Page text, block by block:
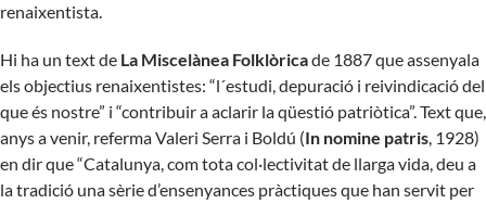
renaixentista.
Hi ha un text de La Miscelànea Folklòricade 1887 que assenyala
els objectius renaixentistes: “l´estudi, depuració i reivindicació del
que és nostre” i “contribuir a aclarir la qüestió patriòtica”. Text que,
anys a venir, referma Valeri Serra i Boldú (In nomine patris, 1928)
en dir que “Catalunya, com tota col·lectivitat de llarga vida, deu a
la tradició una sèrie d’ensenyances pràctiques que han servit per